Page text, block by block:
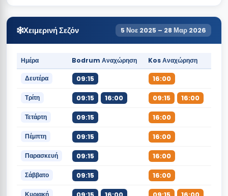
Χειμερινή Σεζόν 5 Νοε 2025 – 28 Μαρ 2026
Ημέρα Bodrum Αναχώρηση Kos Αναχώρηση
Δευτέρα 09:15 16:00
Τρίτη 09:15 16:00 09:15 16:00
Τετάρτη 09:15 16:00
Πέμπτη 09:15 16:00
Παρασκευή 09:15 16:00
Σάββατο 09:15 16:00
Κυριακή